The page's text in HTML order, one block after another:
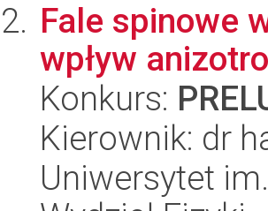
Fale spinowe
wpływ
Konkurs:
Kierownik: dr
Uniwersytet